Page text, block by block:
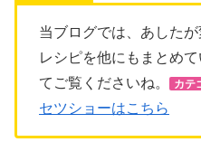
当ブログでは、あした
レシピを他にもまとめ
てご覧くださいね。
カテ
セツショーはこちら